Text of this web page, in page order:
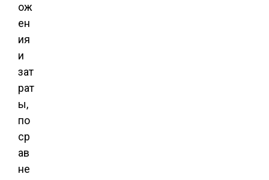
ож
ен
ия
и
зат
рат
ы,
по
ср
ав
не